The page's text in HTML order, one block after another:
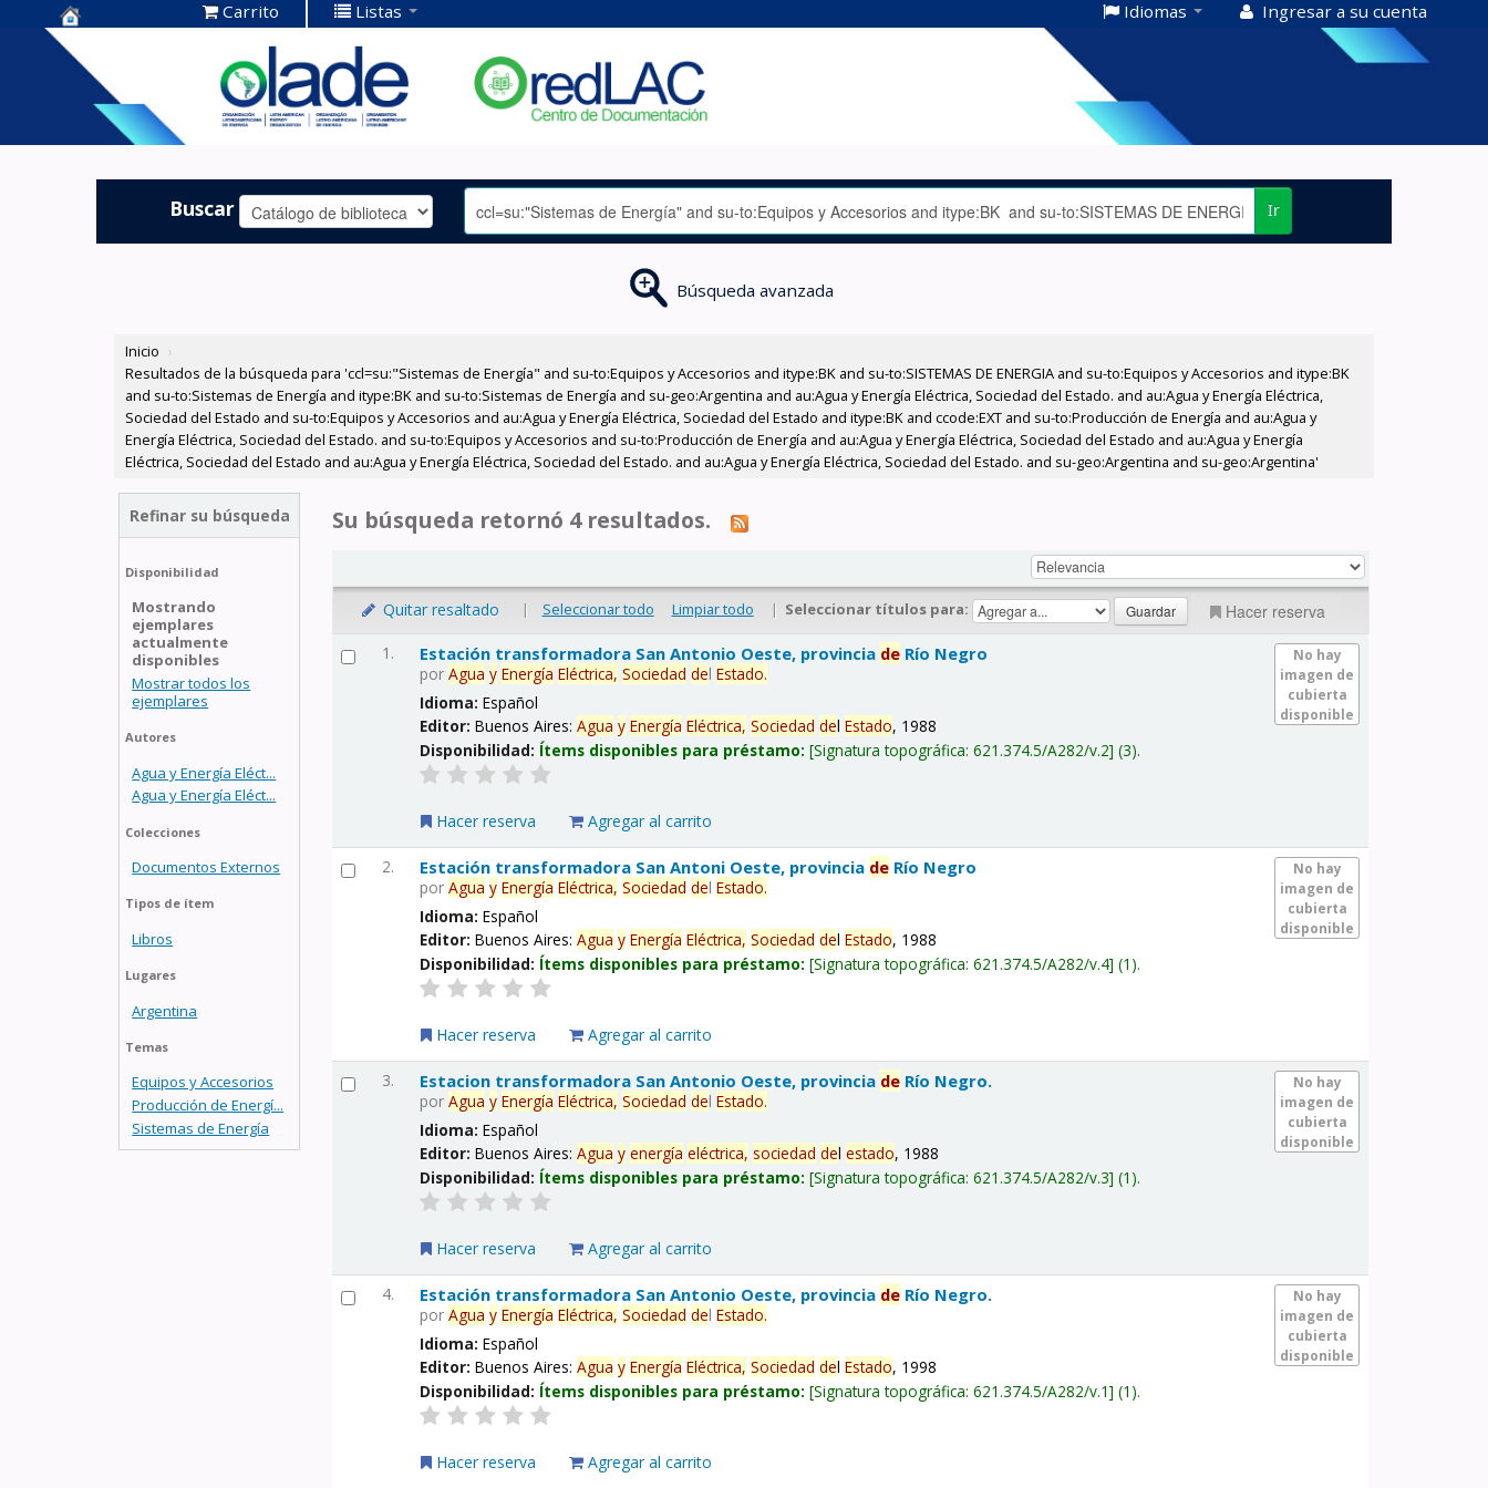
Centro de
Documentación
OLADE -
Carrito Listas Idiomas Ingresar a su cuenta
Buscar Ir
Búsqueda avanzada
Inicio ›
Resultados de la búsqueda para 'ccl=su:"Sistemas de Energía" and su-to:Equipos y Accesorios and itype:BK and su-to:SISTEMAS DE ENERGIA and su-to:Equipos y Accesorios and itype:BK
and su-to:Sistemas de Energía and itype:BK and su-to:Sistemas de Energía and su-geo:Argentina and au:Agua y Energía Eléctrica, Sociedad del Estado. and au:Agua y Energía Eléctrica,
Sociedad del Estado and su-to:Equipos y Accesorios and au:Agua y Energía Eléctrica, Sociedad del Estado and itype:BK and ccode:EXT and su-to:Producción de Energía and au:Agua y
Energía Eléctrica, Sociedad del Estado. and su-to:Equipos y Accesorios and su-to:Producción de Energía and au:Agua y Energía Eléctrica, Sociedad del Estado and au:Agua y Energía
Eléctrica, Sociedad del Estado and au:Agua y Energía Eléctrica, Sociedad del Estado. and au:Agua y Energía Eléctrica, Sociedad del Estado. and su-geo:Argentina and su-geo:Argentina'
Refinar su búsqueda
Disponibilidad
Mostrando
ejemplares
actualmente
disponibles
Mostrar todos los
ejemplares
Autores
Agua y Energía Eléct...
Agua y Energía Eléct...
Colecciones
Documentos Externos
Tipos de ítem
Libros
Lugares
Argentina
Temas
Equipos y Accesorios
Producción de Energí...
Sistemas de Energía
Su búsqueda retornó 4 resultados.
Quitar resaltado | Seleccionar todo Limpiar todo | Seleccionar títulos para: Hacer reserva
1.
No hay
imagen de
cubierta
disponible
Estación transformadora San Antonio Oeste, provincia de Río Negro
porAgua y Energía Eléctrica, Sociedad delEstado.
Idioma:Español
Editor:Buenos Aires:Agua y Energía Eléctrica, Sociedad delEstado, 1988
Disponibilidad: Ítems disponibles para préstamo: Signatura topográfica:621.374.5/A282/v.2 (3).
Hacer reserva Agregar al carrito
2.
No hay
imagen de
cubierta
disponible
Estación transformadora San Antoni Oeste, provincia de Río Negro
porAgua y Energía Eléctrica, Sociedad delEstado.
Idioma:Español
Editor:Buenos Aires:Agua y Energía Eléctrica, Sociedad delEstado, 1988
Disponibilidad: Ítems disponibles para préstamo: Signatura topográfica:621.374.5/A282/v.4 (1).
Hacer reserva Agregar al carrito
3.
No hay
imagen de
cubierta
disponible
Estacion transformadora San Antonio Oeste, provincia de Río Negro.
porAgua y Energía Eléctrica, Sociedad delEstado.
Idioma:Español
Editor:Buenos Aires:Agua y energía eléctrica, sociedad delestado, 1988
Disponibilidad: Ítems disponibles para préstamo: Signatura topográfica:621.374.5/A282/v.3 (1).
Hacer reserva Agregar al carrito
4.
No hay
imagen de
cubierta
disponible
Estación transformadora San Antonio Oeste, provincia de Río Negro.
porAgua y Energía Eléctrica, Sociedad delEstado.
Idioma:Español
Editor:Buenos Aires:Agua y Energía Eléctrica, Sociedad delEstado, 1998
Disponibilidad: Ítems disponibles para préstamo: Signatura topográfica:621.374.5/A282/v.1 (1).
Hacer reserva Agregar al carrito